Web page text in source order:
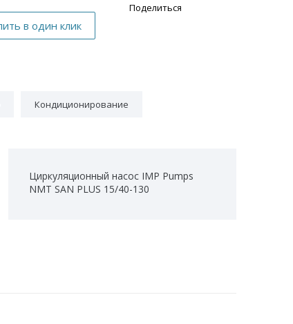
Поделиться
Кондиционирование
Циркуляционный насос IMP Pumps
NMT SAN PLUS 15/40-130